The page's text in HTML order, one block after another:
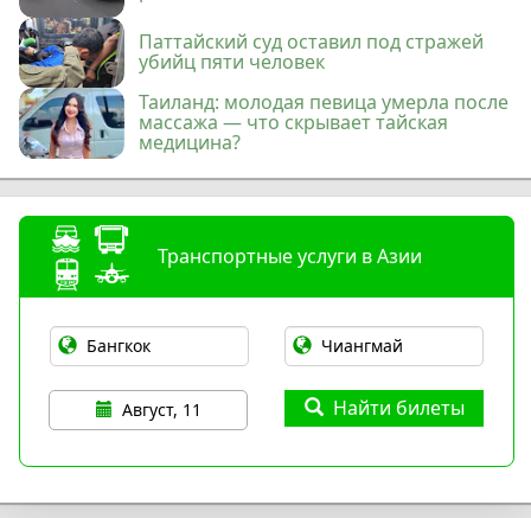
Паттайский суд оставил под стражей
убийц пяти человек
Таиланд: молодая певица умерла после
массажа — что скрывает тайская
медицина?
Транспортные услуги в Азии
Август, 11 Найти билеты